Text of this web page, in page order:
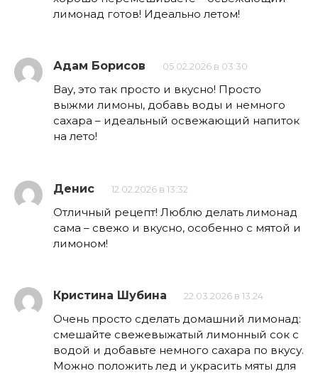
лимонад готов! Идеально летом!
Адам Борисов 05.02.2026 в 03:30
Вау, это так просто и вкусно! Просто
выжми лимоны, добавь воды и немного
сахара – идеальный освежающий напиток
на лето!
Денис 12.02.2026 в 13:32
Отличный рецепт! Люблю делать лимонад
сама – свежо и вкусно, особенно с мятой и
лимоном!
Кристина Шубина 22.03.2026 в 13:24
Очень просто сделать домашний лимонад:
смешайте свежевыжатый лимонный сок с
водой и добавьте немного сахара по вкусу.
Можно положить лед и украсить мяты для